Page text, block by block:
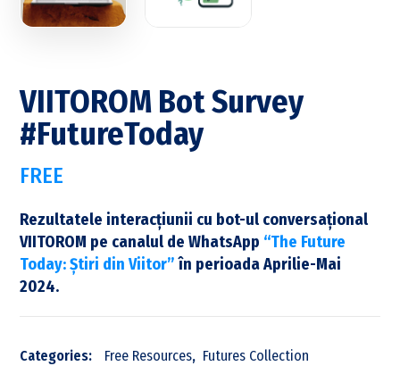
VIITOROM Bot Survey
#FutureToday
FREE
Rezultatele interacțiunii cu bot-ul conversațional
VIITOROM pe canalul de WhatsApp “The Future
Today: Știri din Viitor”în perioada Aprilie-Mai
2024.
Categories: Free Resources, Futures Collection